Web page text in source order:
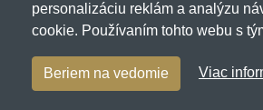
Copyright © 2007-2026 (19 rokov s
NetIQ. Všetky práva vyhradené.
personalizáciu reklám a analýzu
cookie. Používaním tohto webu s
Beriem na vedomie Viac